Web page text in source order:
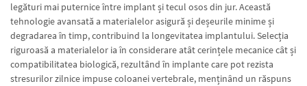
legături mai puternice între implant și tecul osos din jur. Această
tehnologie avansată a materialelor asigură și deșeurile minime și
degradarea în timp, contribuind la longevitatea implantului. Selecția
riguroasă a materialelor ia în considerare atât cerințele mecanice cât și
compatibilitatea biologică, rezultând în implante care pot rezista
stresurilor zilnice impuse coloanei vertebrale, menținând un răspuns